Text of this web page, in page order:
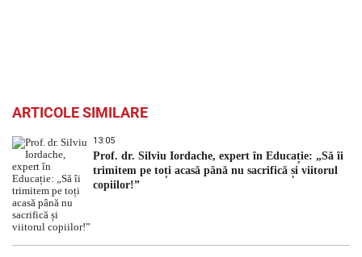
ARTICOLE SIMILARE
13:05
Prof. dr. Silviu Iordache, expert în Educație: „Să îi
trimitem pe toți acasă până nu sacrifică și viitorul
copiilor!”